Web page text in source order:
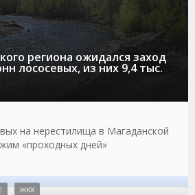
региона ожидался заход
лососевых, из них 9,4 тыс.
на нерестилища в Магаданской
«проходных дней»
ЖКХ